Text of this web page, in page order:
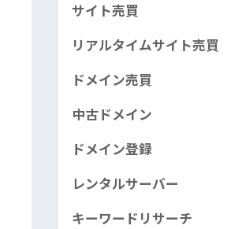
サイト売買
リアルタイムサイト売買
ドメイン売買
中古ドメイン
ドメイン登録
レンタルサーバー
キーワードリサーチ